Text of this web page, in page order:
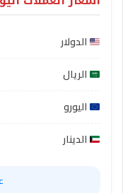
الدولار
الريال
اليورو
الدينار